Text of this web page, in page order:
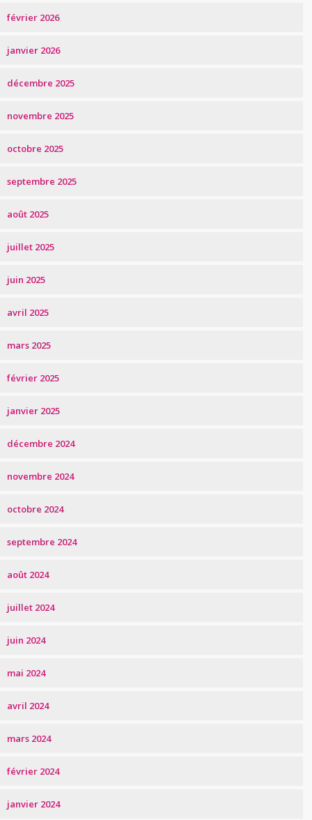
février 2026
janvier 2026
décembre 2025
novembre 2025
octobre 2025
septembre 2025
août 2025
juillet 2025
juin 2025
avril 2025
mars 2025
février 2025
janvier 2025
décembre 2024
novembre 2024
octobre 2024
septembre 2024
août 2024
juillet 2024
juin 2024
mai 2024
avril 2024
mars 2024
février 2024
janvier 2024